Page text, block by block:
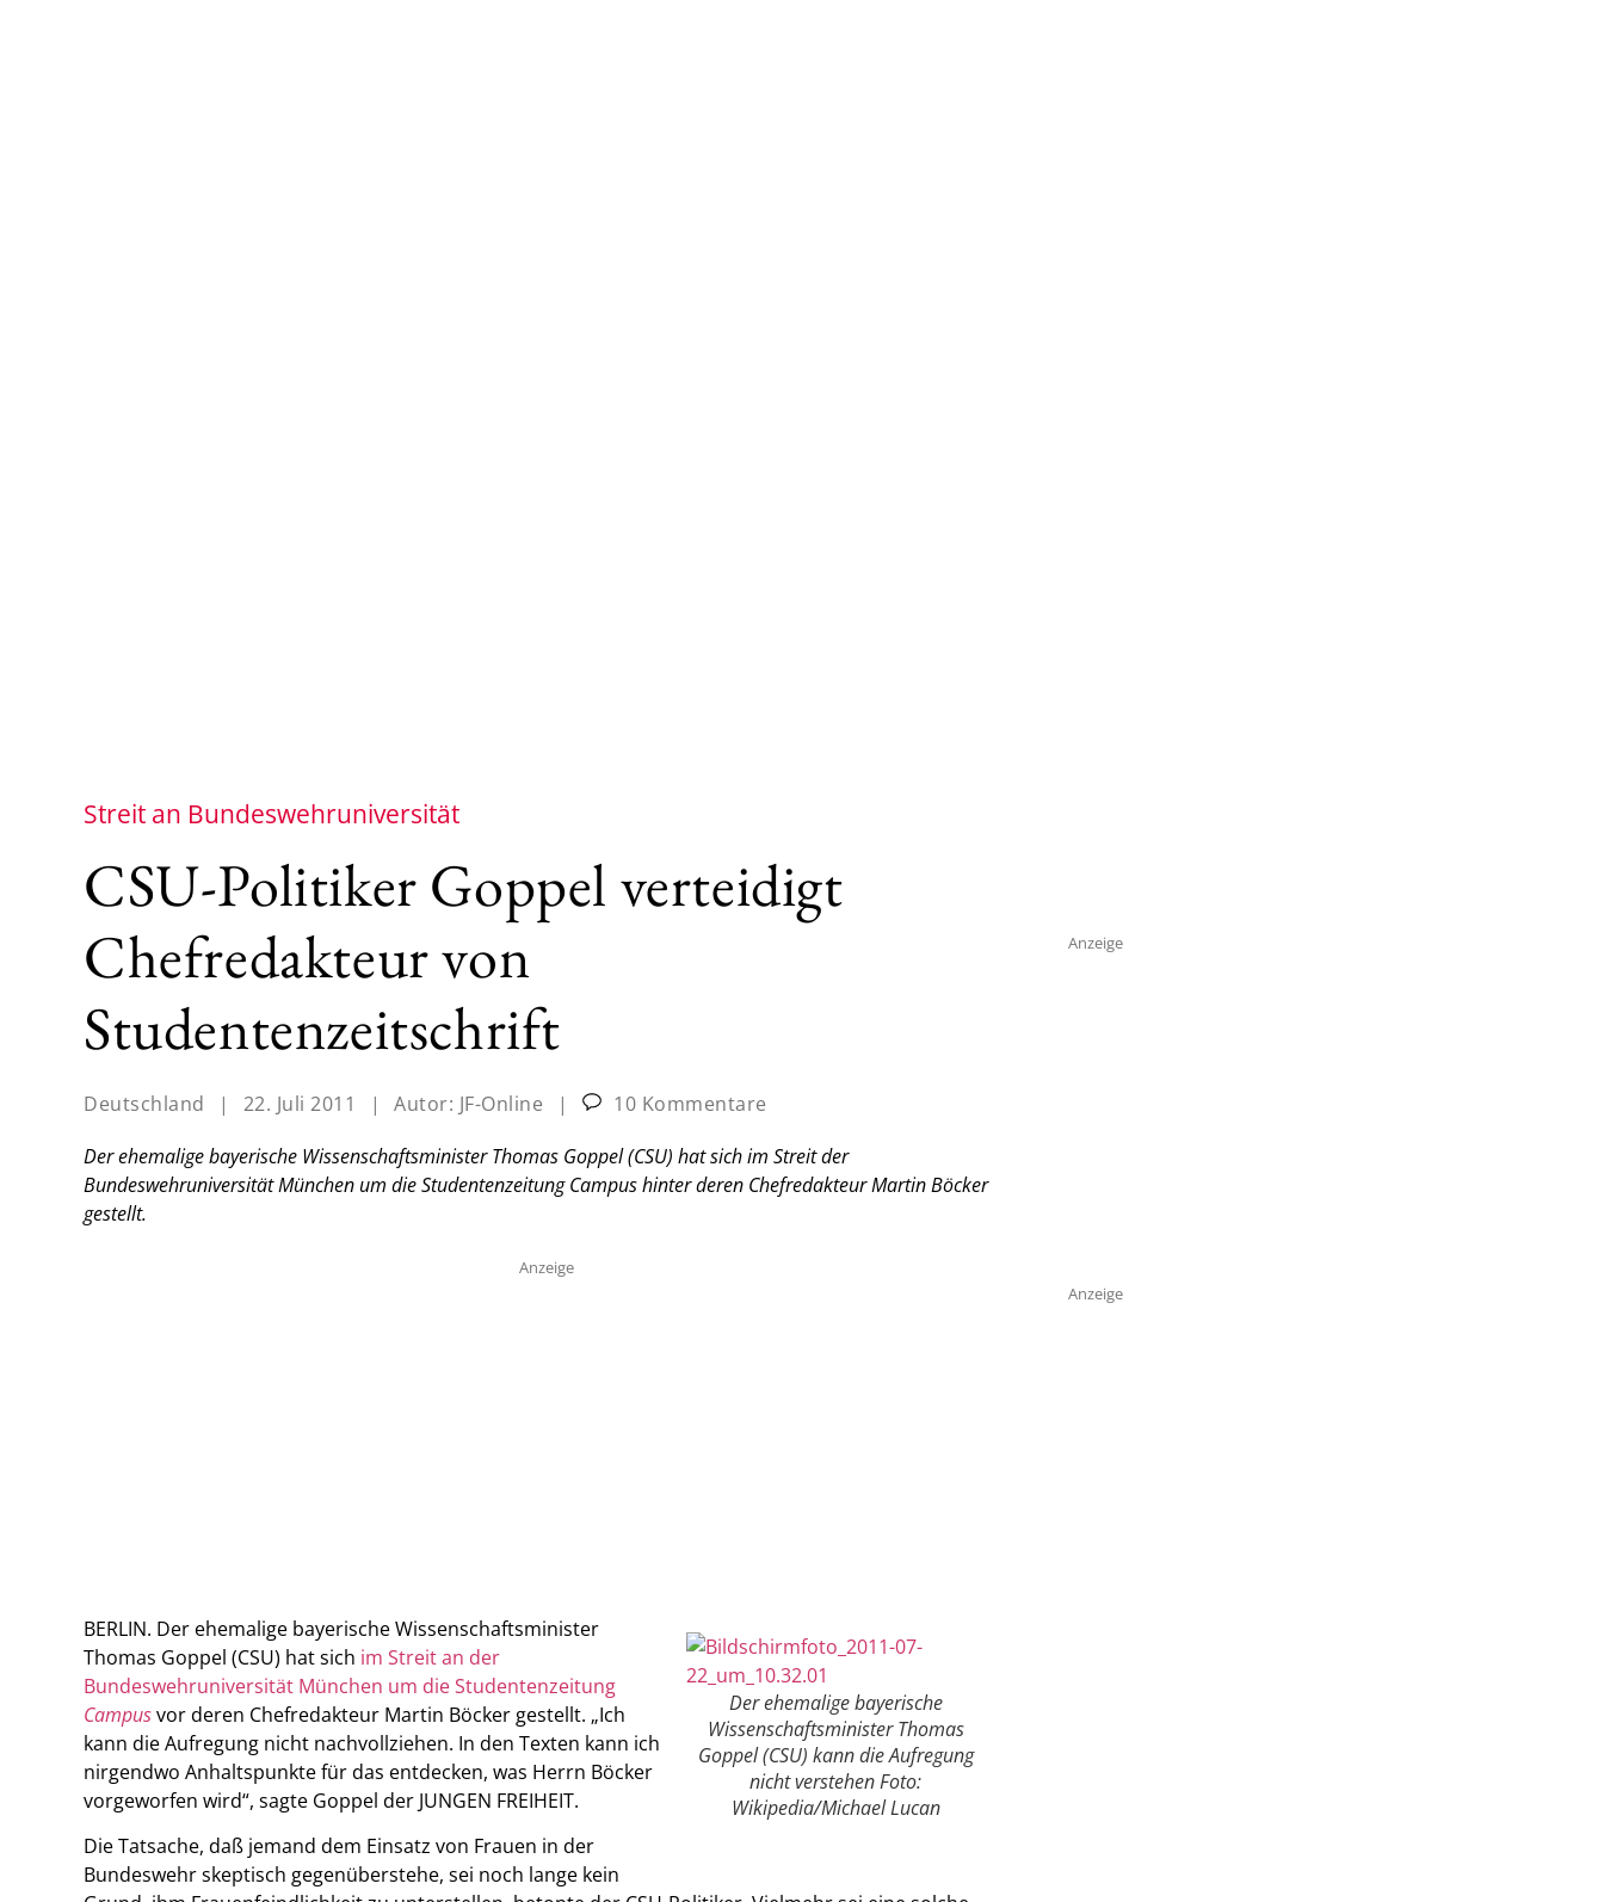
Streit an Bundeswehruniversität
CSU-Politiker Goppel verteidigt
Chefredakteur von
Studentenzeitschrift
Deutschland | 22. Juli 2011 | Autor: JF-Online |
10 Kommentare
Der ehemalige bayerische Wissenschaftsminister Thomas Goppel (CSU) hat sich im Streit der
Bundeswehruniversität München um die StudentenzeitungCampushinter deren Chefredakteur Martin Böcker
gestellt.
Anzeige
Der ehemalige bayerische
Wissenschaftsminister Thomas
Goppel (CSU) kann die Aufregung
nicht verstehen Foto:
Wikipedia/Michael Lucan
BERLIN. Der ehemalige bayerische Wissenschaftsminister
Thomas Goppel (CSU) hat sich im Streit an der
Bundeswehruniversität München um die Studentenzeitung
Campusvor deren Chefredakteur Martin Böcker gestellt. „Ich
kann die Aufregung nicht nachvollziehen. In den Texten kann ich
nirgendwo Anhaltspunkte für das entdecken, was Herrn Böcker
vorgeworfen wird“, sagte Goppel der JUNGEN FREIHEIT.
Die Tatsache, daß jemand dem Einsatz von Frauen in der
Bundeswehr skeptisch gegenüberstehe, sei noch lange kein
Anzeige
Anzeige